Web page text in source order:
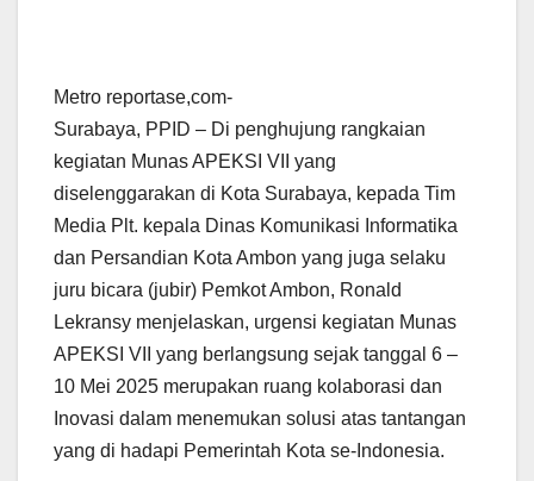
Metro reportase,com-
Surabaya, PPID – Di penghujung rangkaian
kegiatan Munas APEKSI VII yang
diselenggarakan di Kota Surabaya, kepada Tim
Media Plt. kepala Dinas Komunikasi Informatika
dan Persandian Kota Ambon yang juga selaku
juru bicara (jubir) Pemkot Ambon, Ronald
Lekransy menjelaskan, urgensi kegiatan Munas
APEKSI VII yang berlangsung sejak tanggal 6 –
10 Mei 2025 merupakan ruang kolaborasi dan
Inovasi dalam menemukan solusi atas tantangan
yang di hadapi Pemerintah Kota se-Indonesia.